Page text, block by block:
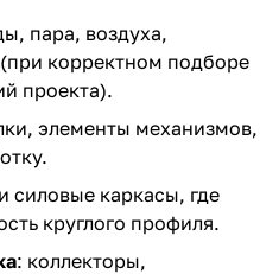
пара, воздуха,
корректном подборе
проекта).
элементы механизмов,
и силовые каркасы, где
круглого профиля.
: коллекторы,